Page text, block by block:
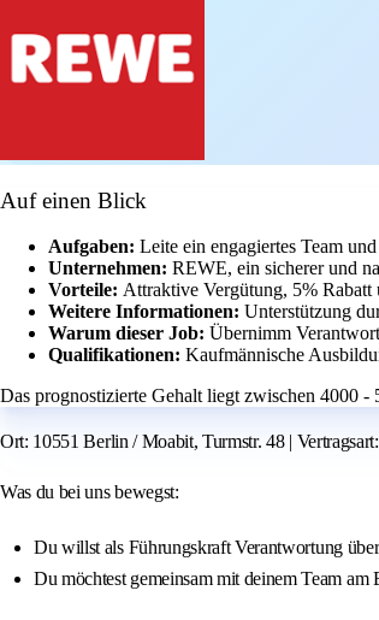
Auf einen Blick
Aufgaben: Leite ein engagiertes Team
Unternehmen: REWE, ein sicherer und
Vorteile: Attraktive Vergütung, 5% Rabatt
Weitere Informationen: Unterstützung
Warum dieser Job: Übernimm
Qualifikationen: Kaufmännische
Das prognostizierte Gehalt liegt zwischen 4000 -
Ort: 10551 Berlin / Moabit, Turmstr. 48 |
Was du bei uns bewegst:
Du willst als Führungskraft Verantwortung
Du möchtest gemeinsam mit deinem Team